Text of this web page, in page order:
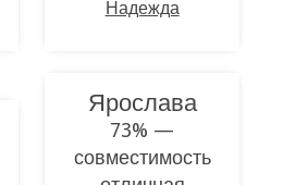
Надежда
Ярослава
73% —
совместимость